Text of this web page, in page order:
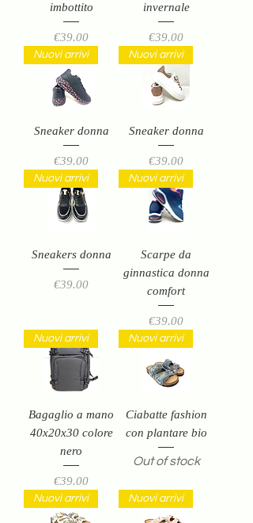
imbottito
Price
€39.00
invernale
Price
€39.00
Nuovi arrivi
Sneaker donna
Price
€39.00
Nuovi arrivi
Sneaker donna
Price
€39.00
Nuovi arrivi
Sneakers donna
Price
€39.00
Nuovi arrivi
Scarpe da
ginnastica donna
comfort
Price
€39.00
Nuovi arrivi
Bagaglio a mano
40x20x30 colore
nero
Price
€39.00
Nuovi arrivi
Ciabatte fashion
con plantare bio
Out of stock
Nuovi arrivi Nuovi arrivi